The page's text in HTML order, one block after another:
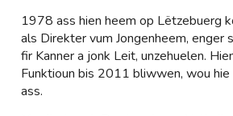
1978 ass hien heem op Lëtzebuerg
als Direkter vum Jongenheem, enger
fir Kanner a jonk Leit, unzehuelen.
Funktioun bis 2011 bliwwen, wou hie
ass.